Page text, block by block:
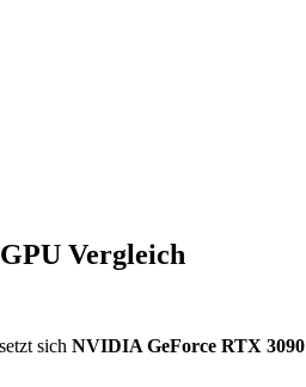
Vergleich
setzt sich NVIDIA GeForce RTX 3090